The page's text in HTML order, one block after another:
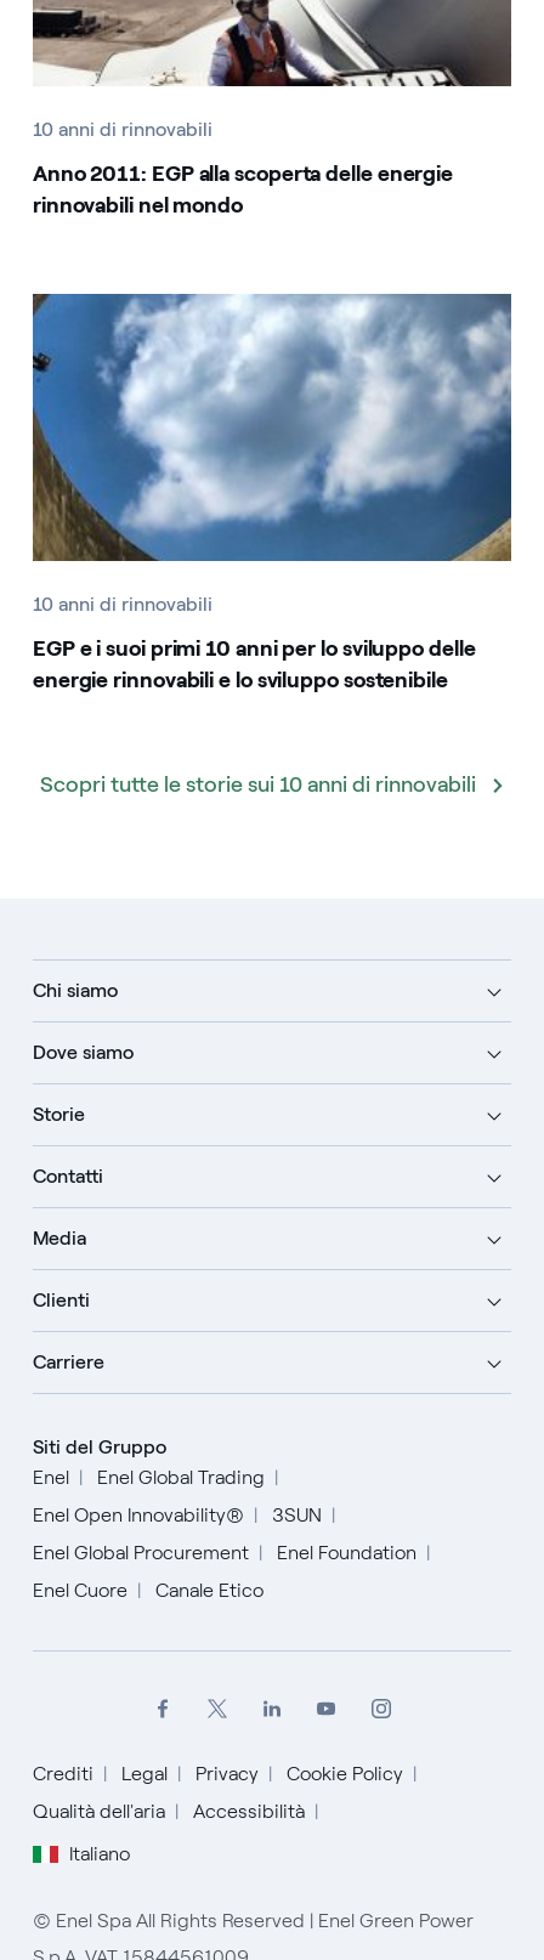
10 anni di rinnovabili
Anno 2011: EGP alla scoperta delle energie
rinnovabili nel mondo
10 anni di rinnovabili
EGP e i suoi primi 10 anni per lo sviluppo delle
energie rinnovabili e lo sviluppo sostenibile
Scopri tutte le storie sui 10 anni di rinnovabili
Chi siamo
Dove siamo
Storie
Contatti
Media
Clienti
Carriere
Siti del Gruppo
Enel
Enel Global Trading
Enel Open Innovability®
3SUN
Enel Global Procurement
Enel Foundation
Enel Cuore
Canale Etico
Crediti Legal Privacy
Cookie Policy
Qualità dell'aria
Accessibilità
Italiano
English
Español
Italiano
© Enel Spa All Rights Reserved | Enel Green Power